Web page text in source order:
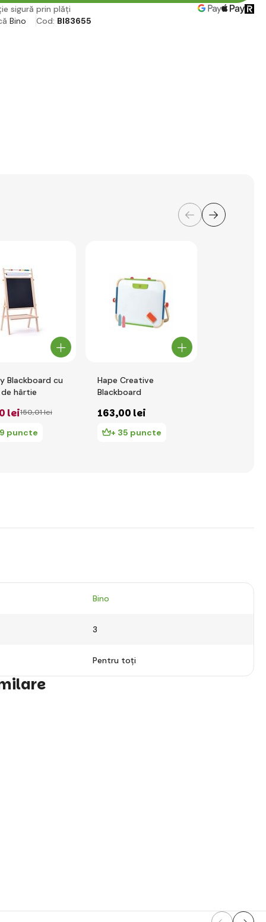
sigură prin plăți
Bino Cod: BI83655
Blackboard cu
hârtie
lei150,01 lei
puncte
Hape Creative
Blackboard
163,00 lei
+ 35 puncte
Bino
3
Pentru toți